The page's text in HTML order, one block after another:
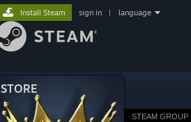
STORE
Install Steam sign in language
STEAM GROUP